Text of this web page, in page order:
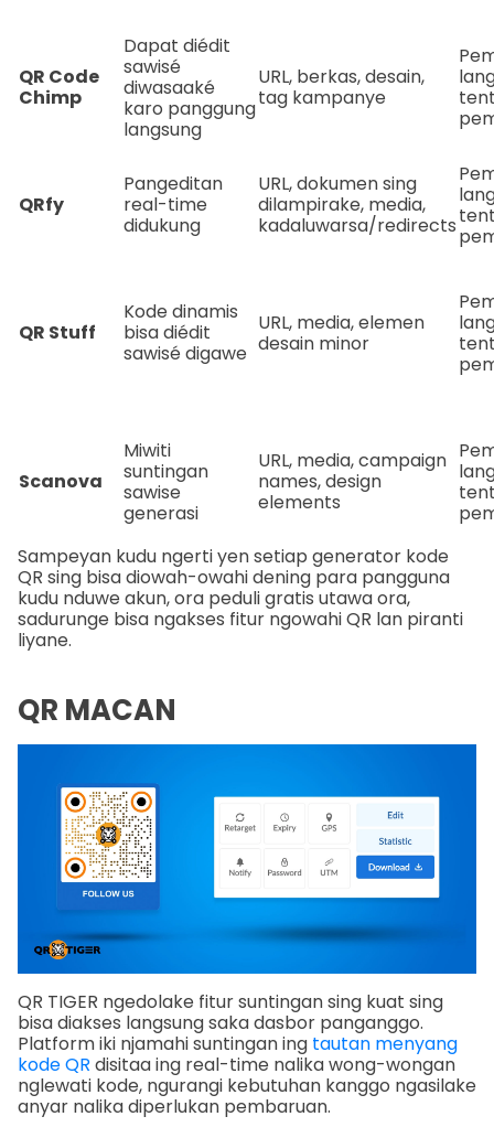
QR Code
Chimp
Dapat diédit
sawisé
diwasaaké
karo panggung
langsung
URL, berkas, desain,
tag kampanye
QRfy
Pangeditan
real-time
didukung
URL, dokumen sing
dilampirake, media,
kadaluwarsa/redirects
QR Stuff
Kode dinamis
bisa diédit
sawisé digawe
URL, media, elemen
desain minor
Scanova
Miwiti
suntingan
sawise
generasi
URL, media, campaign
names, design
elements
Sampeyan kudu ngerti yen setiap generator kode
QR sing bisa diowah-owahi dening para pangguna
kudu nduwe akun, ora peduli gratis utawa ora,
sadurunge bisa ngakses fitur ngowahi QR lan piranti
liyane.
QR MACAN
QR TIGER ngedolake fitur suntingan sing kuat sing
bisa diakses langsung saka dasbor panganggo.
Platform iki njamahi suntingan ing tautan menyang
kode QR disitaa ing real-time nalika wong-wongan
nglewati kode, ngurangi kebutuhan kanggo ngasilake
anyar nalika diperlukan pembaruan.